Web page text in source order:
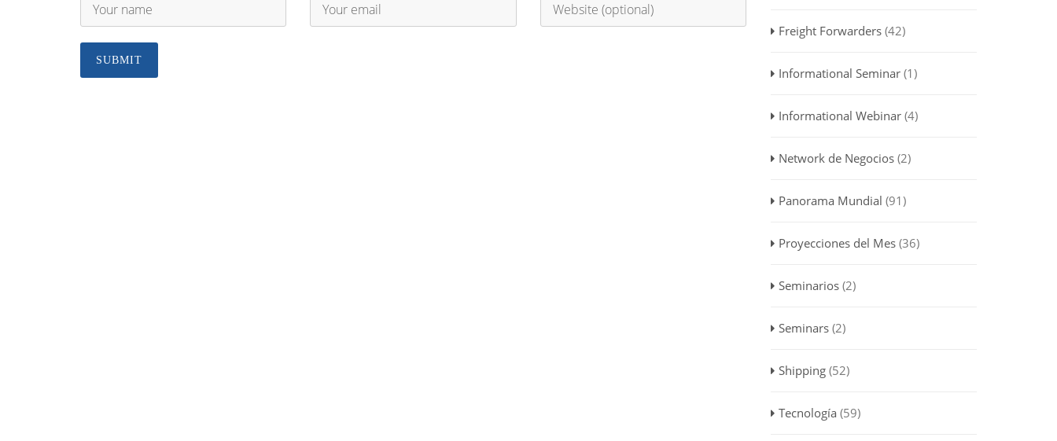
Freight Forwarders(42)
Informational Seminar(1)
Informational Webinar(4)
Network de Negocios(2)
Panorama Mundial (91)
Proyecciones del Mes(36)
Seminarios(2)
Seminars(2)
Shipping(52)
Tecnología (59)